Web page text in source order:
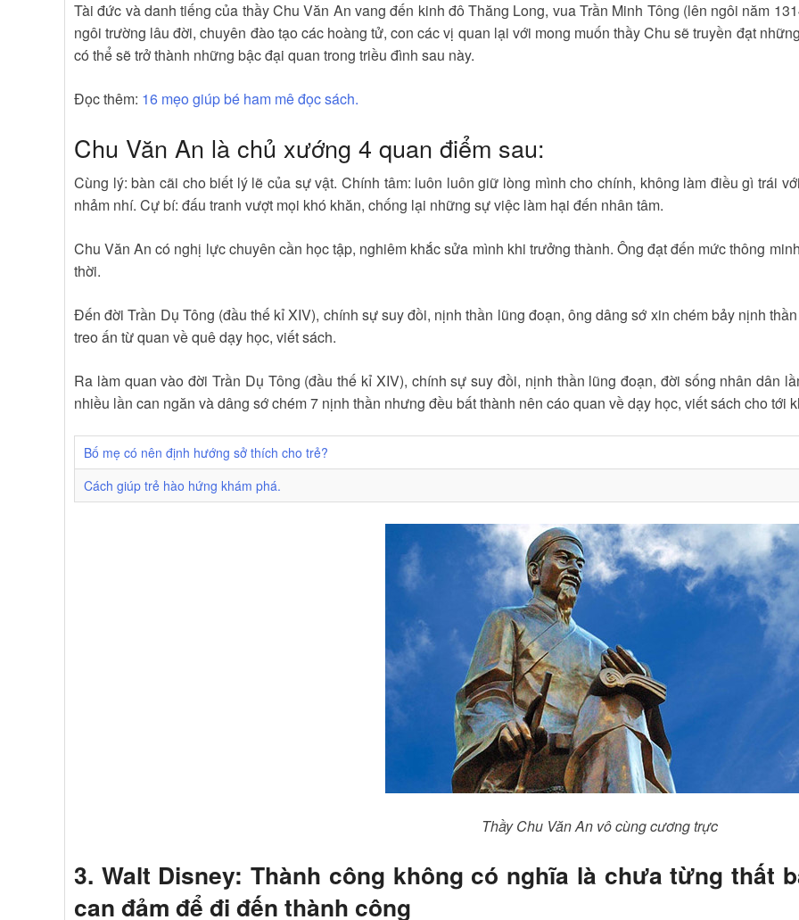
Tài đức và danh tiếng của thầy Chu Văn An vang đến kinh đô Thăng Long, vua Trần Minh Tông (lên ngôi năm
ngôi trường lâu đời, chuyên đào tạo các hoàng tử, con các vị quan lại với mong muốn thầy Chu sẽ truyền đạt
có thể sẽ trở thành những bậc đại quan trong triều đình sau này.
Đọc thêm: 16 mẹo giúp bé ham mê đọc sách.
Chu Văn An là chủ xướng 4 quan điểm sau:
Cùng lý: bàn cãi cho biết lý lẽ của sự vật. Chính tâm: luôn luôn giữ lòng mình cho chính, không làm điều gì trái
nhảm nhí. Cự bí: đấu tranh vượt mọi khó khăn, chống lại những sự việc làm hại đến nhân tâm.
Chu Văn An có nghị lực chuyên cần học tập, nghiêm khắc sửa mình khi trưởng thành. Ông đạt đến mức thông
thời.
Đến đời Trần Dụ Tông (đầu thế kỉ XIV), chính sự suy đồi, nịnh thần lũng đoạn, ông dâng sớ xin chém bảy nịnh
treo ấn từ quan về quê dạy học, viết sách.
Ra làm quan vào đời Trần Dụ Tông (đầu thế kỉ XIV), chính sự suy đồi, nịnh thần lũng đoạn, đời sống nhân dân
nhiều lần can ngăn và dâng sớ chém 7 nịnh thần nhưng đều bất thành nên cáo quan về dạy học, viết sách cho tới
Bố mẹ có nên định hướng sở thích cho trẻ?
Cách giúp trẻ hào hứng khám phá.
Thầy Chu Văn An vô cùng cương trực
3. Walt Disney: Thành công không có nghĩa là chưa từng thất
can đảm để đi đến thành công